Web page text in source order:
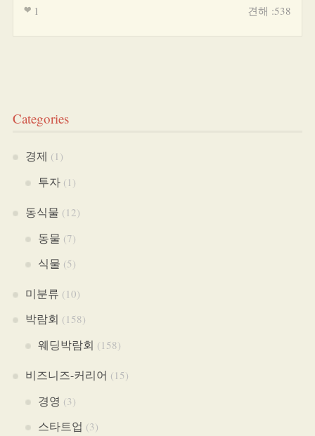
1 견해 :538
Categories
경제 (1)
투자(1)
동식물 (12)
동물 (7)
식물 (5)
미분류 (10)
박람회 (158)
웨딩박람회 (158)
비즈니즈-커리어 (15)
경영 (3)
스타트업 (3)